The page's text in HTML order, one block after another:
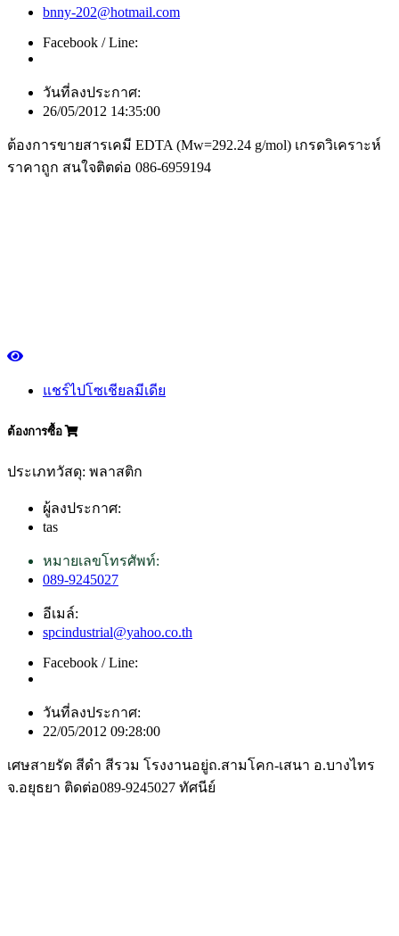
bnny-202@hotmail.com
Facebook / Line:
วันที่ลงประกาศ:
26/05/2012 14:35:00
ต้องการขายสารเคมี EDTA (Mw=292.24 g/mol) เกรดวิเคราะห์
ราคาถูก สนใจติตด่อ 086-6959194
แชร์ไปโซเชียลมีเดีย
ต้องการซื้อ
ประเภทวัสดุ: พลาสติก
ผู้ลงประกาศ:
tas
หมายเลขโทรศัพท์:
089-9245027
อีเมล์:
spcindustrial@yahoo.co.th
Facebook / Line:
วันที่ลงประกาศ:
22/05/2012 09:28:00
เศษสายรัด สีดำ สีรวม โรงงานอยู่ถ.สามโคก-เสนา อ.บางไทร
จ.อยุธยา ติดต่อ089-9245027 ทัศนีย์